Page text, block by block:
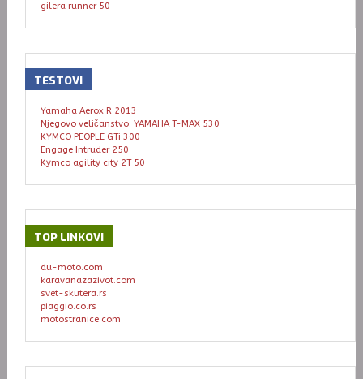
gilera runner 50
TESTOVI
Yamaha Aerox R 2013
Njegovo veličanstvo: YAMAHA T-MAX 530
KYMCO PEOPLE GTi 300
Engage Intruder 250
Kymco agility city 2T 50
TOP LINKOVI
du-moto.com
karavanazazivot.com
svet-skutera.rs
piaggio.co.rs
motostranice.com